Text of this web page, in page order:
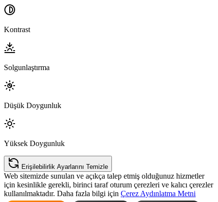
Kontrast
Solgunlaştırma
Düşük Doygunluk
Yüksek Doygunluk
Erişilebilirlik Ayarlarını Temizle
Web sitemizde sunulan ve açıkça talep etmiş olduğunuz hizmetler
için kesinlikle gerekli, birinci taraf oturum çerezleri ve kalıcı çerezler
kullanılmaktadır. Daha fazla bilgi için Çerez Aydınlatma Metni